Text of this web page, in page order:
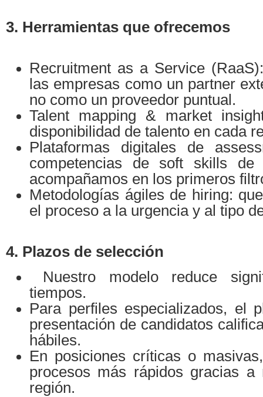
3. Herramientas que ofrecemos
Recruitment as a Service
las empresas como un partner
no como un proveedor puntual.
Talent mapping & market
disponibilidad de talento en cada
Plataformas digitales de
competencias de soft skills
acompañamos en los primeros
Metodologías ágiles de hiring:
el proceso a la urgencia y al tipo
4. Plazos de selección
Nuestro modelo reduce
tiempos.
Para perfiles especializados, el
presentación de candidatos
hábiles.
En posiciones críticas o
procesos más rápidos gracias
región.